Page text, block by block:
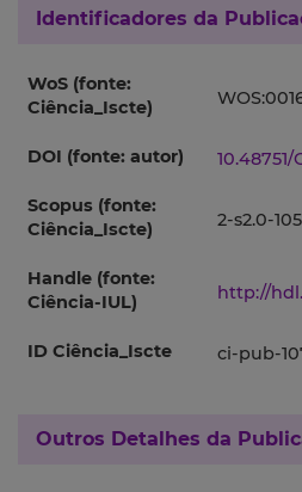
Identificadores da
WoS (fonte:
Ciência_Iscte)
DOI (fonte: autor)
Scopus (fonte:
Ciência_Iscte)
2-s2.0-
Handle (fonte:
Ciência-IUL)
http://
ID Ciência_Iscte ci-pub-
Outros Detalhes da